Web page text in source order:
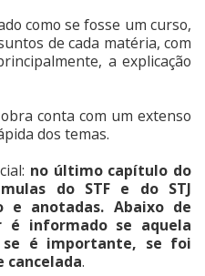
como se fosse um curso,
de cada matéria, com
a explicação
conta com um extenso
dos temas.
no último capítulo do
do STF e do STJ
e anotadas. Abaixo de
é informado se aquela
se é importante, se foi
cancelada.